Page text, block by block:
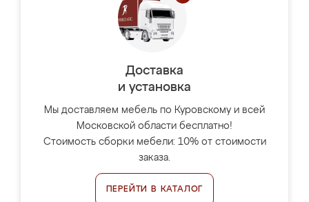
Доставка
и установка
Мы доставляем мебель по Куровскому и всей
Московской области бесплатно!
Стоимость сборки мебели: 10% от стоимости
заказа.
ПЕРЕЙТИ В КАТАЛОГ